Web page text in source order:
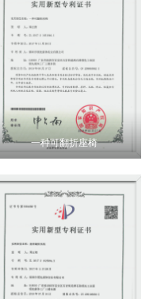
一种可翻折座椅